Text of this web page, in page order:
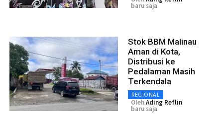
baru saja
Stok BBM Malinau
Aman di Kota,
Distribusi ke
Pedalaman Masih
Terkendala
REGIONAL
OlehAding Reflin
baru saja